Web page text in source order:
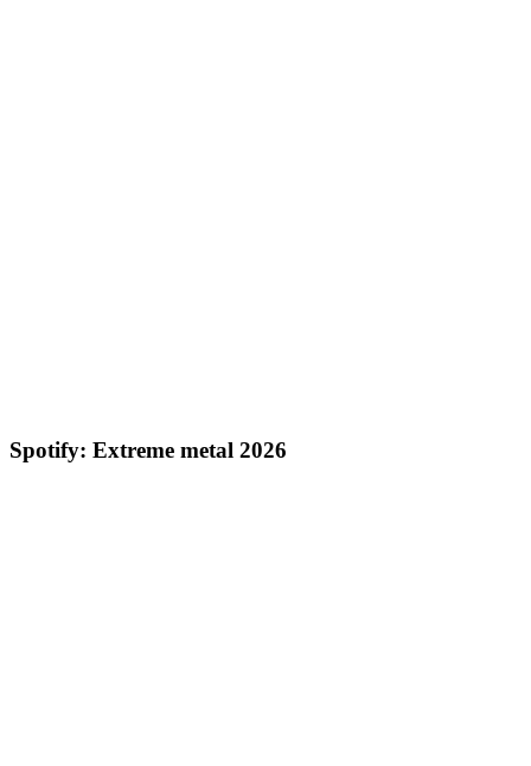
Spotify: Extreme metal 2026